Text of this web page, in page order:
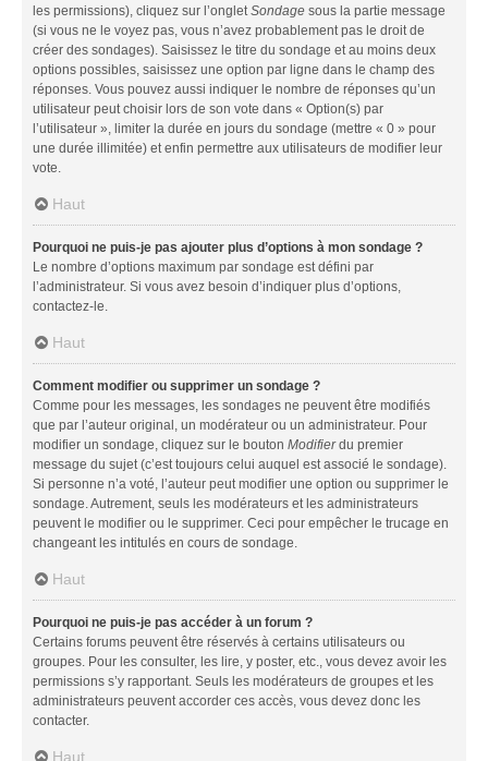
les permissions), cliquez sur l’ongletSondage sous la partie message
(si vous ne le voyez pas, vous n’avez probablement pas le droit de
créer des sondages). Saisissez le titre du sondage et au moins deux
options possibles, saisissez une option par ligne dans le champ des
réponses. Vous pouvez aussi indiquer le nombre de réponses qu’un
utilisateur peut choisir lors de son vote dans « Option(s) par
l’utilisateur », limiter la durée en jours du sondage (mettre « 0 » pour
une durée illimitée) et enfin permettre aux utilisateurs de modifier leur
vote.
Haut
Pourquoi ne puis-je pas ajouter plus d’options à mon sondage ?
Le nombre d’options maximum par sondage est défini par
l’administrateur. Si vous avez besoin d’indiquer plus d’options,
contactez-le.
Haut
Comment modifier ou supprimer un sondage ?
Comme pour les messages, les sondages ne peuvent être modifiés
que par l’auteur original, un modérateur ou un administrateur. Pour
modifier un sondage, cliquez sur le bouton Modifierdu premier
message du sujet (c’est toujours celui auquel est associé le sondage).
Si personne n’a voté, l’auteur peut modifier une option ou supprimer le
sondage. Autrement, seuls les modérateurs et les administrateurs
peuvent le modifier ou le supprimer. Ceci pour empêcher le trucage en
changeant les intitulés en cours de sondage.
Haut
Pourquoi ne puis-je pas accéder à un forum ?
Certains forums peuvent être réservés à certains utilisateurs ou
groupes. Pour les consulter, les lire, y poster, etc., vous devez avoir les
permissions s’y rapportant. Seuls les modérateurs de groupes et les
administrateurs peuvent accorder ces accès, vous devez donc les
contacter.
Haut